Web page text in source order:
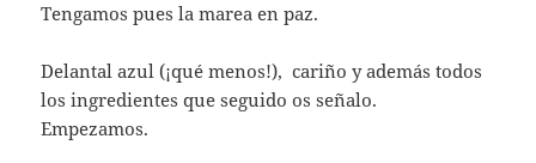
Tengamos pues la marea en paz.
Delantal azul (¡qué menos!), cariño y además todos
los ingredientes que seguido os señalo.
Empezamos.